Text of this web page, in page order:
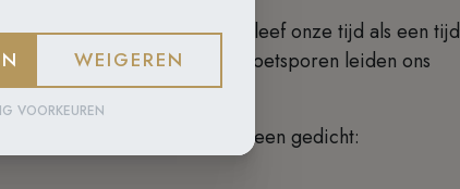
gebed, broederlijkheid. Beleef onze tijd als een tijd
de hand van Teresia. Haar voetsporen leiden ons
neergeschreven in een gedicht:
WEIGEREN
VOORKEUREN